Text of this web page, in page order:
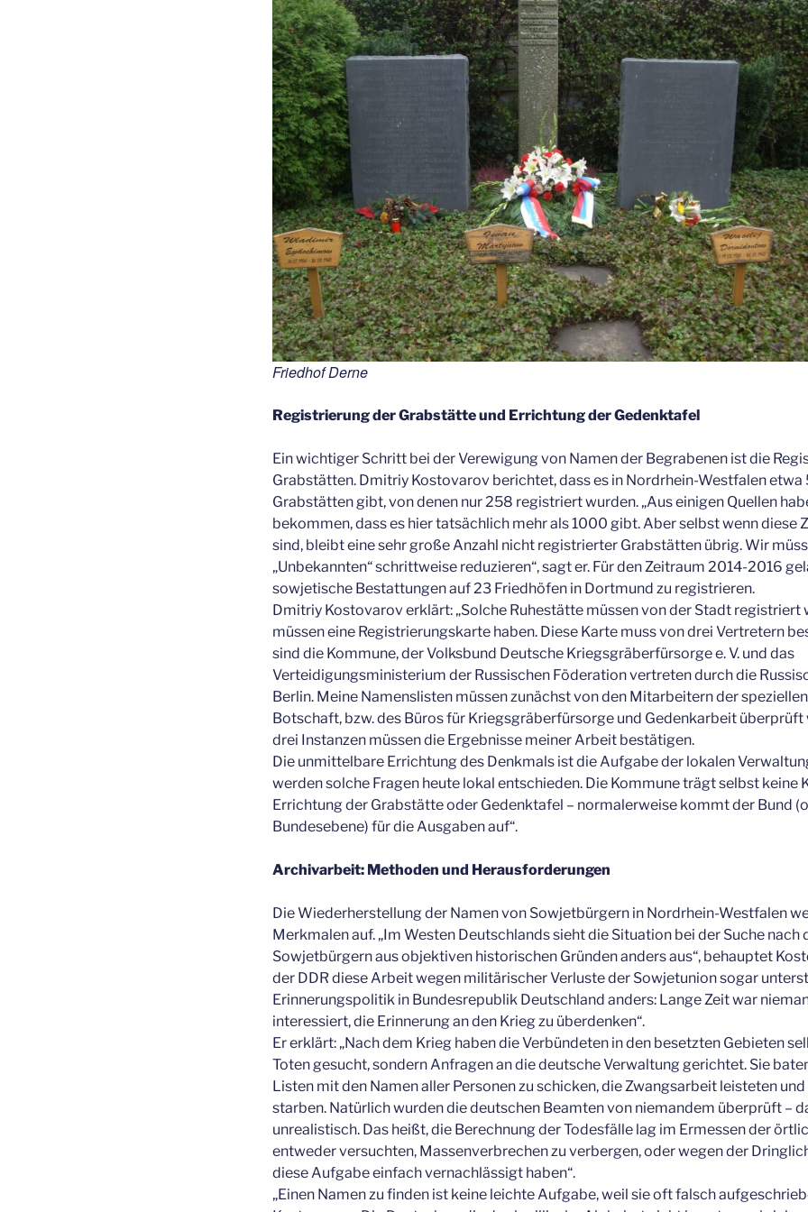
Friedhof Derne
Registrierung der Grabstätte und Errichtung der Gedenktafel
Ein wichtiger Schritt bei der Verewigung von Namen der Begrabenen ist die
Grabstätten. Dmitriy Kostovarov berichtet, dass es in Nordrhein-Westfalen
Grabstätten gibt, von denen nur 258 registriert wurden. „Aus einigen Quellen
bekommen, dass es hier tatsächlich mehr als 1000 gibt. Aber selbst wenn diese
sind, bleibt eine sehr große Anzahl nicht registrierter Grabstätten übrig. Wir
„Unbekannten“ schrittweise reduzieren“, sagt er. Für den Zeitraum 2014-2016
sowjetische Bestattungen auf 23 Friedhöfen in Dortmund zu registrieren.
Dmitriy Kostovarov erklärt: „Solche Ruhestätte müssen von der Stadt registriert
müssen eine Registrierungskarte haben. Diese Karte muss von drei Vertretern
sind die Kommune, der Volksbund Deutsche Kriegsgräberfürsorge e. V. und das
Verteidigungsministerium der Russischen Föderation vertreten durch die
Berlin. Meine Namenslisten müssen zunächst von den Mitarbeitern der
Botschaft, bzw. des Büros für Kriegsgräberfürsorge und Gedenkarbeit überprüft
drei Instanzen müssen die Ergebnisse meiner Arbeit bestätigen.
Die unmittelbare Errichtung des Denkmals ist die Aufgabe der lokalen
werden solche Fragen heute lokal entschieden. Die Kommune trägt selbst keine
Errichtung der Grabstätte oder Gedenktafel – normalerweise kommt der Bund
Bundesebene) für die Ausgaben auf“.
Archivarbeit: Methoden und Herausforderungen
Die Wiederherstellung der Namen von Sowjetbürgern in Nordrhein-Westfalen
Merkmalen auf. „Im Westen Deutschlands sieht die Situation bei der Suche nach
Sowjetbürgern aus objektiven historischen Gründen anders aus“, behauptet
der DDR diese Arbeit wegen militärischer Verluste der Sowjetunion sogar
Erinnerungspolitik in Bundesrepublik Deutschland anders: Lange Zeit war
interessiert, die Erinnerung an den Krieg zu überdenken“.
Er erklärt: „Nach dem Krieg haben die Verbündeten in den besetzten Gebieten
Toten gesucht, sondern Anfragen an die deutsche Verwaltung gerichtet. Sie
Listen mit den Namen aller Personen zu schicken, die Zwangsarbeit leisteten
starben. Natürlich wurden die deutschen Beamten von niemandem überprüft –
unrealistisch. Das heißt, die Berechnung der Todesfälle lag im Ermessen der
entweder versuchten, Massenverbrechen zu verbergen, oder wegen der
diese Aufgabe einfach vernachlässigt haben“.
„Einen Namen zu finden ist keine leichte Aufgabe, weil sie oft falsch